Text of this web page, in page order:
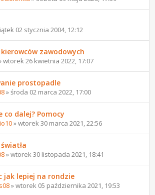
02 stycznia 2004, 12:12
zawodowych
wtorek 26 kwietnia 2022, 17:07
prostopadle
» środa 02 marca 2022, 17:00
co dalej? Pomocy
» wtorek 30 marca 2021, 22:56
» wtorek 30 listopada 2021, 18:41
jak lepiej na rondzie
» wtorek 05 października 2021, 19:53